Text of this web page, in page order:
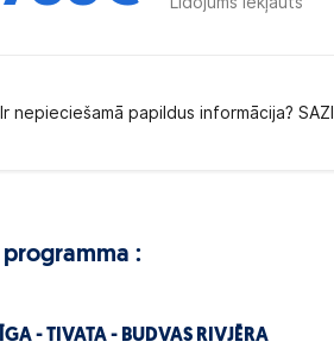
Ir nepieciešamā papildus informācija?
:
- TIVATA - BUDVAS RIVJĒRA